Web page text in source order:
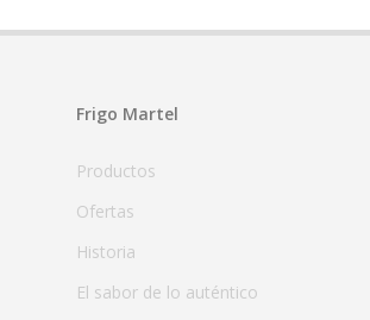
Frigo Martel
Productos
Ofertas
Historia
El sabor de lo auténtico